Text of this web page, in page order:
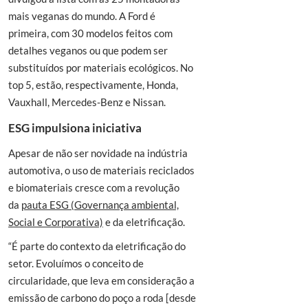
mais veganas do mundo. A Ford é
primeira, com 30 modelos feitos com
detalhes veganos ou que podem ser
substituídos por materiais ecológicos. No
top 5, estão, respectivamente, Honda,
Vauxhall, Mercedes-Benz e Nissan.
ESG impulsiona iniciativa
Apesar de não ser novidade na indústria
automotiva, o uso de materiais reciclados
e biomateriais cresce com a revolução
da pauta ESG (Governança ambiental,
Social e Corporativa) e da eletrificação.
“É parte do contexto da eletrificação do
setor. Evoluímos o conceito de
circularidade, que leva em consideração a
emissão de carbono do poço a roda [desde